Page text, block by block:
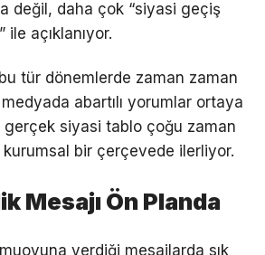
değil, daha çok “siyasi geçiş
açıklanıyor.
tür dönemlerde zaman zaman
abartılı yorumlar ortaya
gerçek siyasi tablo çoğu zaman
bir çerçevede ilerliyor.
Mesajı Ön Planda
verdiği mesajlarda sık